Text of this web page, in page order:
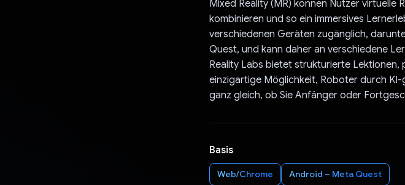
Mixed Reality (MR) können Nutzer virtuelle
kombinieren und so ein immersives
verschiedenen Geräten zugänglich,
Quest, und kann daher an verschiedene
Reality Labs bietet strukturierte
einzigartige Möglichkeit, Roboter durch
ganz gleich, ob Sie Anfänger oder
Basis
Web/Chrome Android – Meta Quest